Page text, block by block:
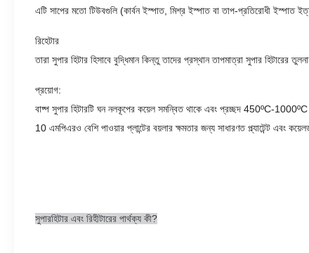
এটি সাপের মতো টিউবগুলি (কার্বন ইস্পাত, মিশ্র ইস্পাত বা তাপ-প্রতিরোধী ইস্পাত
রিহেটার
তারা সুপার হিটার হিসাবে বুদ্ধিমান কিন্তু তাদের প্রস্থান তাপমাত্রা সুপার হিটারের
প্রয়োগ:
বাষ্প সুপার হিটারটি ঘন নলকূপের কয়েল সমন্বিত থাকে এবং প্রচ্ছদ 450ºC-
10 এমপিএরও বেশি পাওয়ার প্লান্টের বয়লার ক্ষমতার জন্য সাধারণত প্ল্যাটেন্ট এবং
সুপারহিটার এবং রিহীটারের পার্থক্য কী?